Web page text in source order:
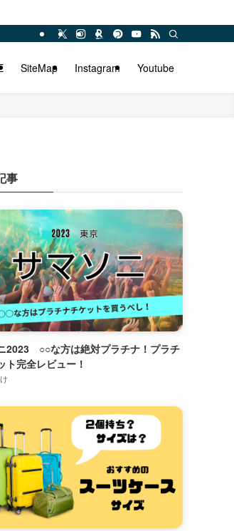
SiteMap Instagram Youtube
事
2023 ○○な方は絶対プラチナ！プラチ
ト完全レビュー！